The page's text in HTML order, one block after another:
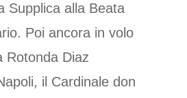
Supplica alla Beata
Poi ancora in volo
Rotonda Diaz
il Cardinale don